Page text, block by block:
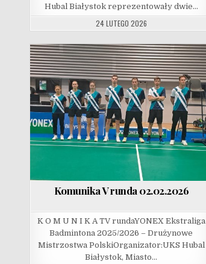
Hubal Białystok reprezentowały dwie…
24 LUTEGO 2026
Komunika V runda 02.02.2026
K O M U N I K A TV rundaYONEX Ekstraliga
Badmintona 2025/2026 – Drużynowe
Mistrzostwa PolskiOrganizator:UKS Hubal
Białystok, Miasto…